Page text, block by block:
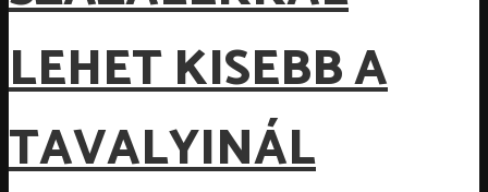
LEHET KISEBB A
TAVALYINÁL